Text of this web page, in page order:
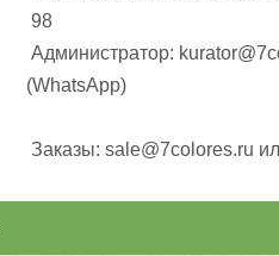
98
Администратор:
(WhatsApp)
Заказы: sale@7colores.ru